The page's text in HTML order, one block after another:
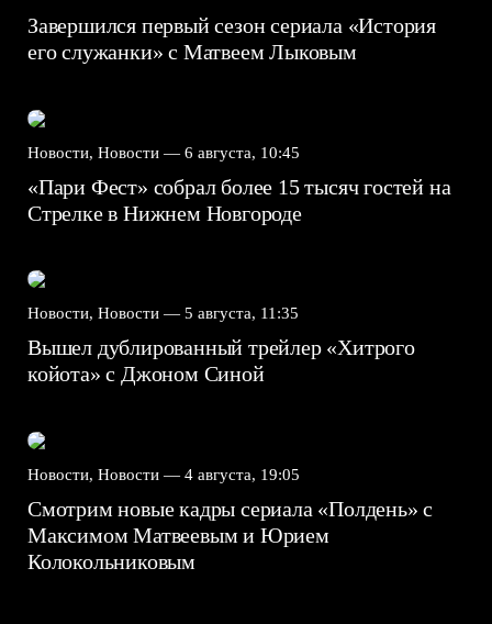
Завершился первый сезон сериала «История
его служанки» с Матвеем Лыковым
Новости, Новости — 6 августа, 10:45
«Пари Фест» собрал более 15 тысяч гостей на
Стрелке в Нижнем Новгороде
Новости, Новости — 5 августа, 11:35
Вышел дублированный трейлер «Хитрого
койота» с Джоном Синой
Новости, Новости — 4 августа, 19:05
Смотрим новые кадры сериала «Полдень» с
Максимом Матвеевым и Юрием
Колокольниковым